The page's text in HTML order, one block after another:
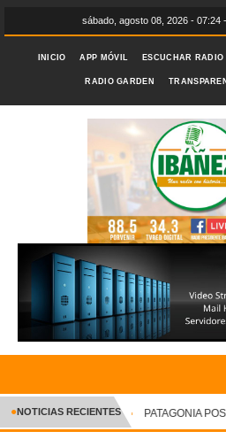
sábado, agosto 08, 2026 - 07:24
INICIO APP MÓVIL ESCUCHAR RADIO
RADIO GARDEN
INICIO
●NOTICIAS RECIENTES PATAGONIA